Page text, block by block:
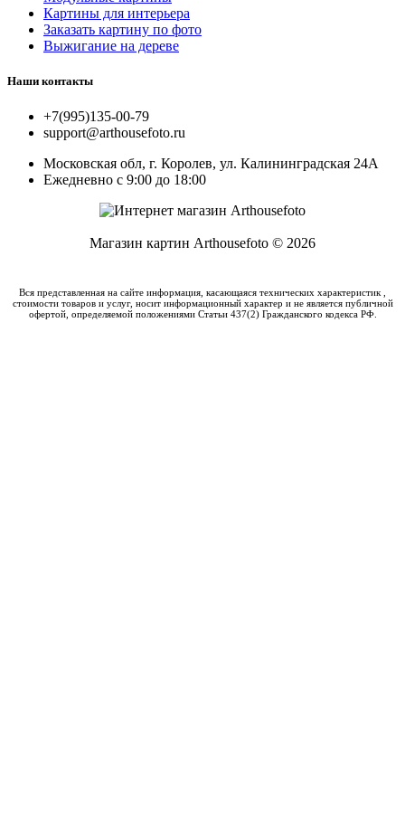
Картины для интерьера
Заказать картину по фото
Выжигание на дереве
Наши контакты
+7(995)135-00-79
support@arthousefoto.ru
Московская обл, г. Королев, ул. Калининградская 24А
Ежедневно с 9:00 до 18:00
Магазин картин Arthousefoto © 2026
Вся представленная на сайте информация, касающаяся технических характеристик ,
стоимости товаров и услуг, носит информационный характер и не является публичной
офертой, определяемой положениями Статьи 437(2) Гражданского кодекса РФ.